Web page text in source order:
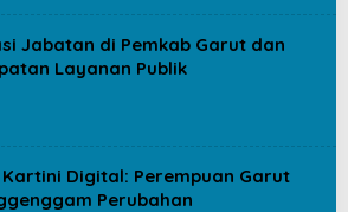
Jabatan di Pemkab Garut dan
Layanan Publik
Digital: Perempuan Garut
Perubahan